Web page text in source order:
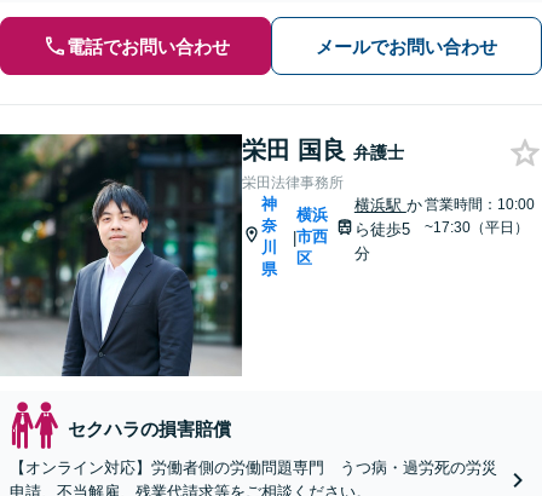
電話でお問い合わせ メールでお問い合わせ
栄田 国良 弁護士
栄田法律事務所
神
奈
川
県
|
横浜
市西
区
横浜駅 か
ら徒歩5
分
営業時間：10:00
~17:30（平日）
セクハラの損害賠償
【オンライン対応】労働者側の労働問題専門 うつ病・過労死の労災
申請、不当解雇、残業代請求等をご相談ください。